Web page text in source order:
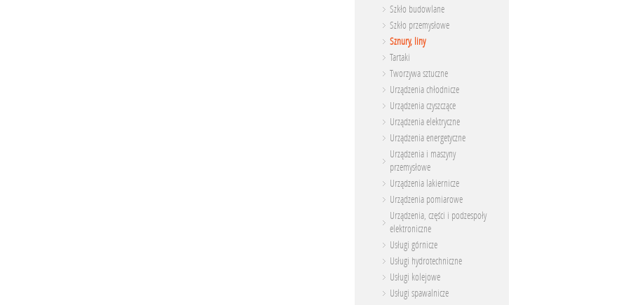
Szkło budowlane
Szkło przemysłowe
Sznury, liny
Tartaki
Tworzywa sztuczne
Urządzenia chłodnicze
Urządzenia czyszczące
Urządzenia elektryczne
Urządzenia energetyczne
Urządzenia i maszyny
przemysłowe
Urządzenia lakiernicze
Urządzenia pomiarowe
Urządzenia, części i podzespoły
elektroniczne
Usługi górnicze
Usługi hydrotechniczne
Usługi kolejowe
Usługi spawalnicze